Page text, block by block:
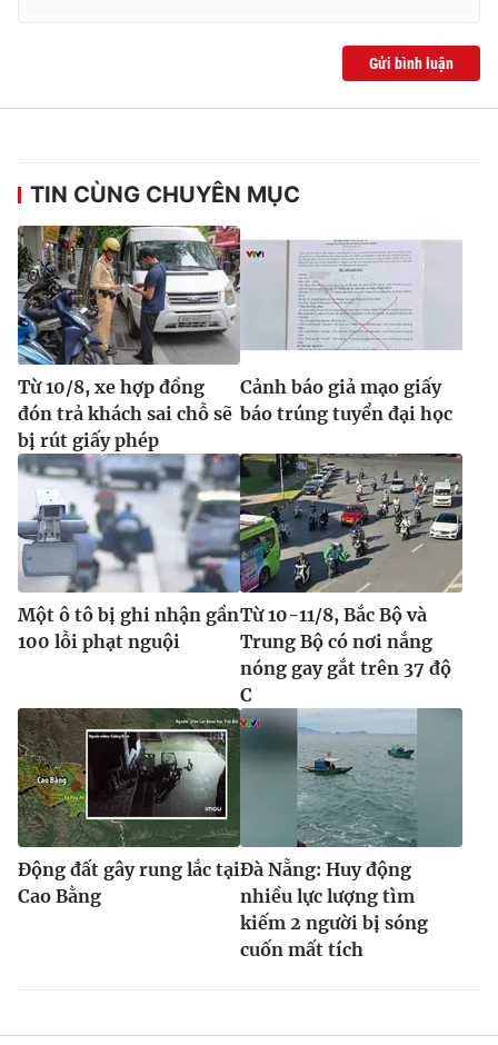
Gửi bình luận
TIN CÙNG CHUYÊN MỤC
Từ 10/8, xe hợp đồng
đón trả khách sai chỗ sẽ
bị rút giấy phép
Cảnh báo giả mạo giấy
báo trúng tuyển đại học
Một ô tô bị ghi nhận gần
100 lỗi phạt nguội
Từ 10-11/8, Bắc Bộ và
Trung Bộ có nơi nắng
nóng gay gắt trên 37 độ
C
Động đất gây rung lắc tại
Cao Bằng
Đà Nẵng: Huy động
nhiều lực lượng tìm
kiếm 2 người bị sóng
cuốn mất tích